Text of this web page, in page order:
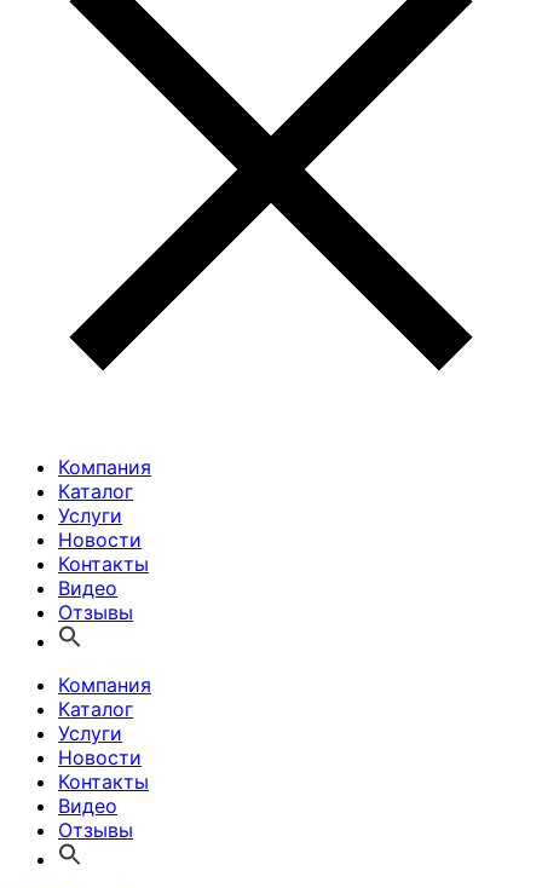
Компания
Каталог
Услуги
Новости
Контакты
Видео
Отзывы
Компания
Каталог
Услуги
Новости
Контакты
Видео
Отзывы